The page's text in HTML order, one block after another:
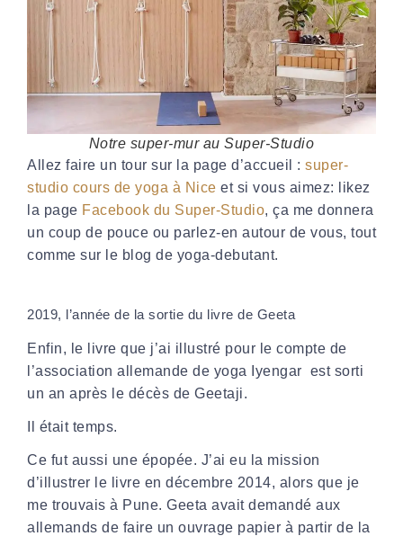
Notre super-mur au Super-Studio
Allez faire un tour sur la page d’accueil : super-
studio cours de yoga à Nice et si vous aimez: likez
la page Facebook du Super-Studio, ça me donnera
un coup de pouce ou parlez-en autour de vous, tout
comme sur le blog de yoga-debutant.
2019, l’année de la sortie du livre de Geeta
Enfin, le livre que j’ai illustré pour le compte de
l’association allemande de yoga Iyengar est sorti
un an après le décès de Geetaji.
Il était temps.
Ce fut aussi une épopée. J’ai eu la mission
d’illustrer le livre en décembre 2014, alors que je
me trouvais à Pune. Geeta avait demandé aux
allemands de faire un ouvrage papier à partir de la